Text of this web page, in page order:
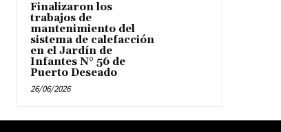
Finalizaron los
trabajos de
mantenimiento del
sistema de calefacción
en el Jardín de
Infantes N° 56 de
Puerto Deseado
26/06/2026